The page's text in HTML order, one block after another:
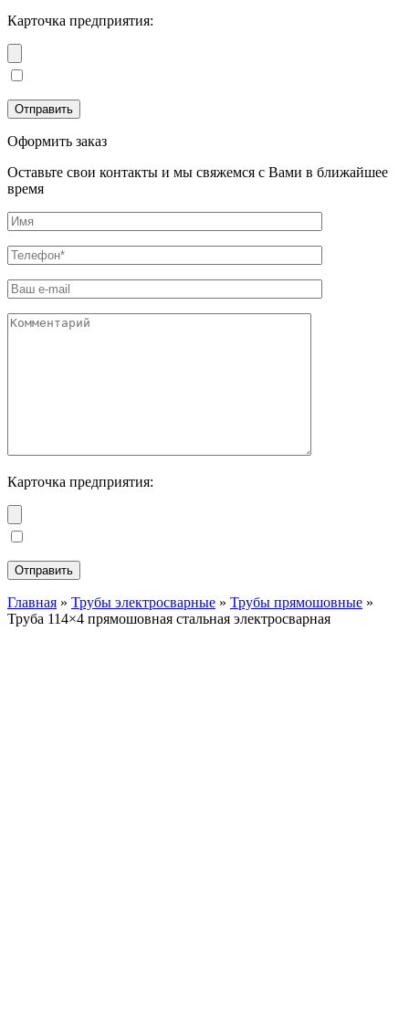
Карточка предприятия:
Оформить заказ
Оставьте свои контакты и мы свяжемся с Вами в ближайшее
время
Карточка предприятия:
Главная » Трубы электросварные » Трубы прямошовные »
Труба 114×4 прямошовная стальная электросварная